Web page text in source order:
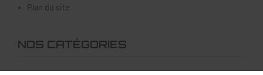
Plan du site
NOS CATÉGORIES